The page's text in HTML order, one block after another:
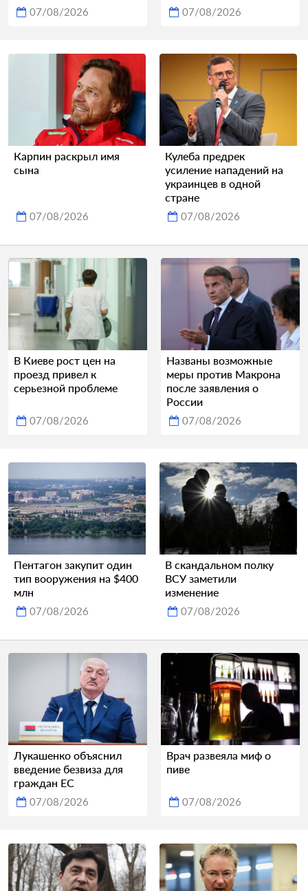
07/08/2026 07/08/2026
Карпин раскрыл имя
сына
07/08/2026
Кулеба предрек
усиление нападений на
украинцев в одной
стране
07/08/2026
В Киеве рост цен на
проезд привел к
серьезной проблеме
07/08/2026
Названы возможные
меры против Макрона
после заявления о
России
07/08/2026
Пентагон закупит один
тип вооружения на $400
млн
07/08/2026
В скандальном полку
ВСУ заметили
изменение
07/08/2026
Лукашенко объяснил
введение безвиза для
граждан ЕС
07/08/2026
Врач развеяла миф о
пиве
07/08/2026